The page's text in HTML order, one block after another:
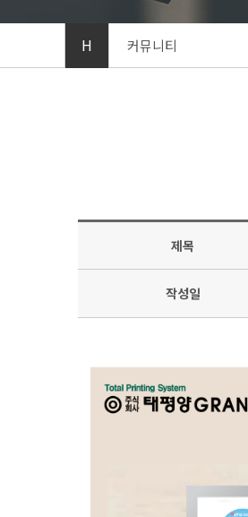
H 커뮤니티
제목
작성일